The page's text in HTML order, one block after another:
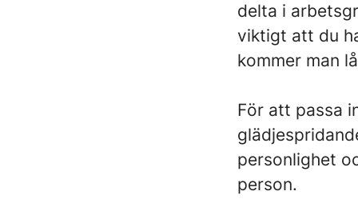
delta i
viktigt att du
kommer man
För att passa
personlighet
person.